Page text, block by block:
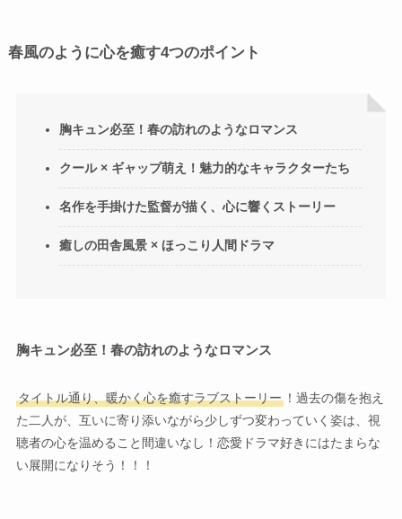
春風のように心を癒す4つのポイント
胸キュン必至！春の訪れのようなロマンス
クール × ギャップ萌え！魅力的なキャラクターたち
名作を手掛けた監督が描く、心に響くストーリー
癒しの田舎風景 × ほっこり人間ドラマ
胸キュン必至！春の訪れのようなロマンス
タイトル通り、暖かく心を癒すラブストーリー！過去の傷を抱え
た二人が、互いに寄り添いながら少しずつ変わっていく姿は、視
聴者の心を温めること間違いなし！恋愛ドラマ好きにはたまらな
い展開になりそう！！！